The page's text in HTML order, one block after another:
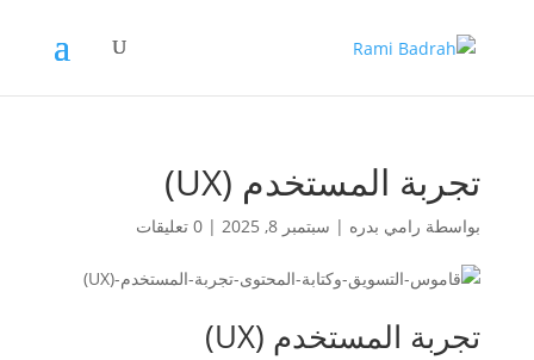
تجربة المستخدم (UX)
بواسطة رامي بدره | سبتمبر 8, 2025 | 0 تعليقات
تجربة المستخدم (UX)